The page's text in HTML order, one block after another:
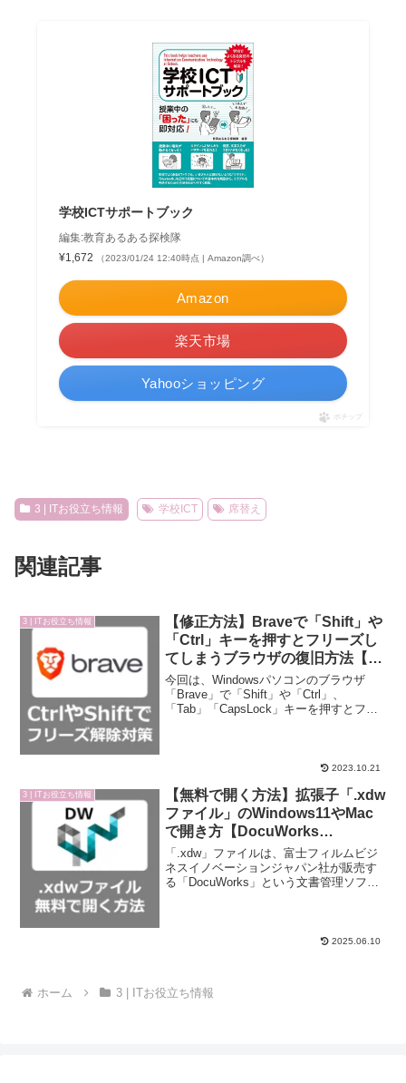
学校ICTサポートブック
編集:教育あるある探検隊
¥1,672
（2023/01/24 12:40時点 | Amazon調べ）
Amazon
楽天市場
Yahooショッピング
ポチップ
3 | ITお役立ち情報 学校ICT 席替え
関連記事
3 | ITお役立ち情報
【修正方法】Braveで「Shift」や
「Ctrl」キーを押すとフリーズし
てしまうブラウザの復旧方法【解
決・修復】
今回は、Windowsパソコンのブラウザ
「Brave」で「Shift」や「Ctrl」、
「Tab」「CapsLock」キーを押すとフリ
2023.10.21
3 | ITお役立ち情報
【無料で開く方法】拡張子「.xdw
ファイル」のWindows11やMac
で開き方【DocuWorks
ViewerLight 9.1/ビューワー】
「.xdw」ファイルは、富士フィルムビジ
ネスイノベーションジャパン社が販売す
る「DocuWorks」という文書管理ソフト
2025.06.10
ホーム 3 | ITお役立ち情報